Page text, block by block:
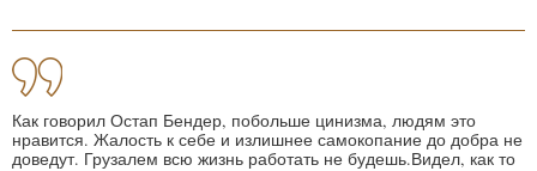
Как говорил Остап Бендер, побольше цинизма, людям это
нравится. Жалость к себе и излишнее самокопание до добра не
доведут. Грузалем всю жизнь работать не будешь.Видел, как то